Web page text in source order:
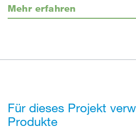
Mehr erfahren
Für dieses Projekt
Produkte